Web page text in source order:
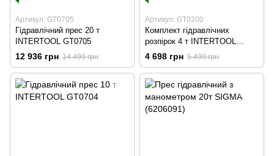
Артикул: GT0705
Гідравлічний прес 20 т
INTERTOOL GT0705
12 936 грн 14 499 грн
Артикул: GT0200
Комплект гідравлічних
розпірок 4 т INTERTOOL
GT0200
4 698 грн 5 499 грн